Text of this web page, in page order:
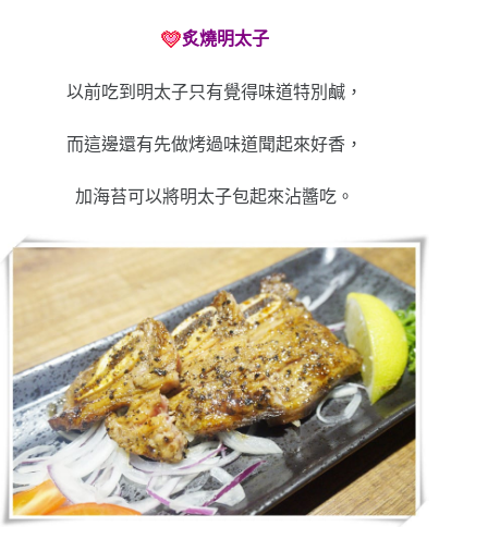
炙燒明太子
以前吃到明太子只有覺得味道特別鹹，
而這邊還有先做烤過味道聞起來好香，
加海苔可以將明太子包起來沾醬吃。